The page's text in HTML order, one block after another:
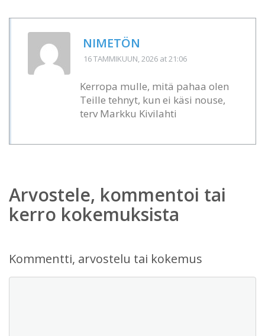
NIMETÖN
16 TAMMIKUUN, 2026 at 21:06
Kerropa mulle, mitä pahaa olen
Teille tehnyt, kun ei käsi nouse,
terv Markku Kivilahti
Arvostele, kommentoi tai
kerro kokemuksista
Kommentti, arvostelu tai kokemus